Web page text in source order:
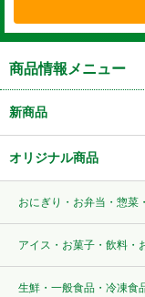
商品情報メニュー
新商品
オリジナル商品
おにぎり・お弁当・惣菜
アイス・お菓子・飲料・
生鮮・一般食品・冷凍食